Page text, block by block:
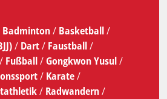
Badminton/ Basketball/
/ Dart/ Faustball/
Fußball/Gongkwon Yusul/
/ Karate/
/ Radwandern/